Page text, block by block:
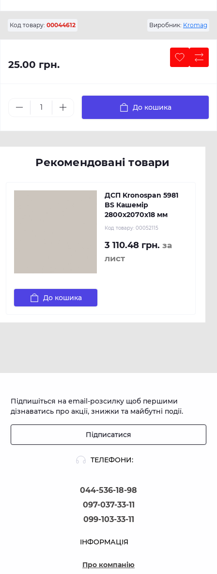
Код товару: 00044612 Виробник: Kromag
25.00 грн.
До кошика
Рекомендовані товари
ДСП Kronospan 5981
BS Кашемір
2800x2070x18 мм
Код товару: 00052115
3 110.48 грн. за
лист
До кошика
ТЕЛЕФОНИ:
044-536-18-98
097-037-33-11
099-103-33-11
Підпишіться на email-розсилку щоб першими
дізнаватись про акції, знижки та майбутні події.
Підписатися
ІНФОРМАЦІЯ
Про компанію